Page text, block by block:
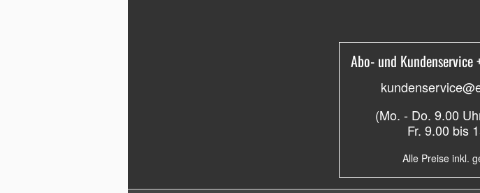
Abo- und
(Mo. - Do. 9.00
Fr. 9.00 bis
Alle Preise inkl.